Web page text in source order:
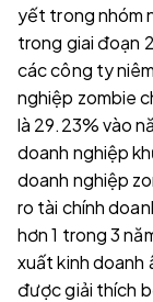
yết trong nhóm
trong giai đoạn
các công ty
nghiệp zombie
là 29.23% vào
doanh nghiệp
doanh nghiệp
ro tài chính
hơn 1 trong 3
xuất kinh doanh
được giải thích